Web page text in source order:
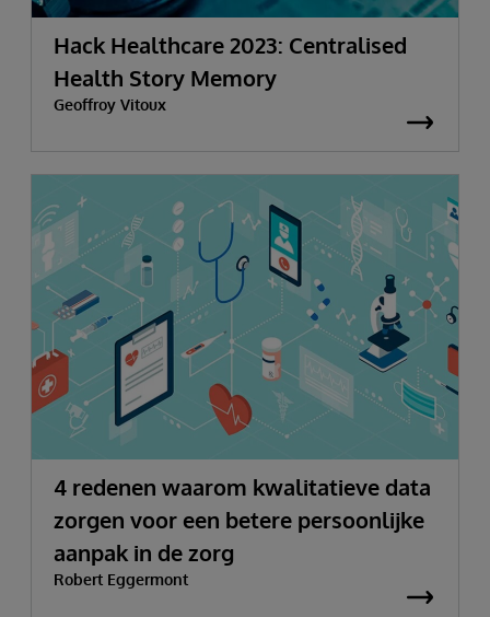
Hack Healthcare 2023: Centralised
Health Story Memory
Geoffroy Vitoux
4 redenen waarom kwalitatieve data
zorgen voor een betere persoonlijke
aanpak in de zorg
Robert Eggermont